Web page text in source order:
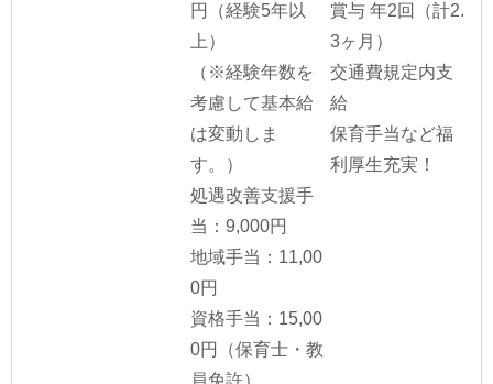
円（経験5年以
上）
（※経験年数を
考慮して基本給
は変動しま
す。）
処遇改善支援手
当：9,000円
地域手当：11,00
0円
資格手当：15,00
0円（保育士・教
員免許）
賞与 年2回（計2.
3ヶ月）
交通費規定内支
給
保育手当など福
利厚生充実！